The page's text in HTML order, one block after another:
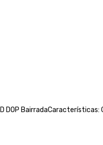
DOP BairradaCaracterísticas: